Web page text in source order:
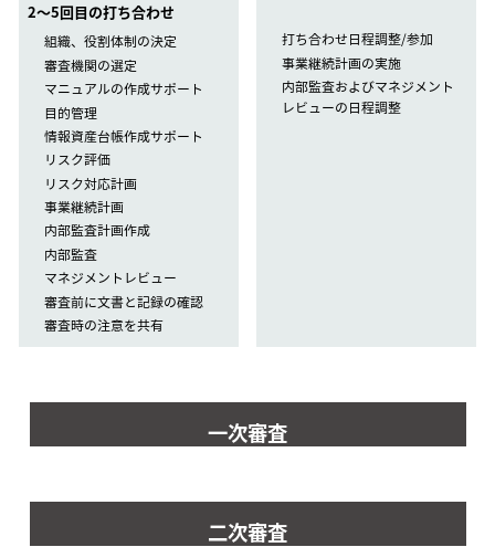
2〜5回目の打ち合わせ
組織、役割体制の決定
審査機関の選定
マニュアルの作成サポート
目的管理
情報資産台帳作成サポート
リスク評価
リスク対応計画
事業継続計画
内部監査計画作成
内部監査
マネジメントレビュー
審査前に文書と記録の確認
審査時の注意を共有
打ち合わせ日程調整/参加
事業継続計画の実施
内部監査およびマネジメント
レビューの日程調整
一次審査
二次審査